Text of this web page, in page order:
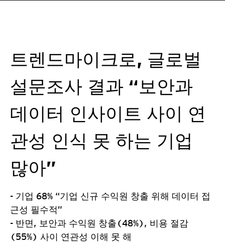
트렌드마이크로, 글로벌
설문조사 결과 “보안과
데이터 인사이트 사이 연
관성 인식 못 하는 기업
많아”
- 기업 68% “기업 신규 수익원 창출 위해 데이터 접
근성 필수적”
- 반면, 보안과 수익원 창출(48%), 비용 절감
(55%) 사이 연관성 이해 못 해